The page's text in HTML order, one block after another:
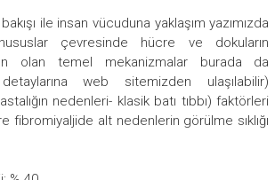
ile insan vücuduna yaklaşım yazımızda
çevresinde hücre ve dokuların
olan temel mekanizmalar burada da
detaylarına web sitemizden ulaşılabilir)
nedenleri- klasik batı tıbbı) faktörleri
fibromiyaljide alt nedenlerin görülme sıklığı